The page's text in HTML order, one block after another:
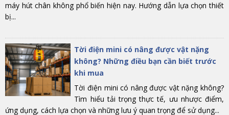
máy hút chân không phổ biến hiện nay. Hướng dẫn lựa chọn thiết
bị...
Tời điện mini có nâng được vật nặng
không? Những điều bạn cần biết trước
khi mua
Tời điện mini có nâng được vật nặng không?
Tìm hiểu tải trọng thực tế, ưu nhược điểm,
ứng dụng, cách lựa chọn và những lưu ý quan trọng để sử dụng...